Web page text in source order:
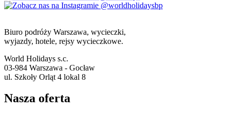
Biuro podróży Warszawa, wycieczki,
wyjazdy, hotele, rejsy wycieczkowe.
World Holidays s.c.
03-984 Warszawa - Gocław
ul. Szkoły Orląt 4 lokal 8
Nasza oferta